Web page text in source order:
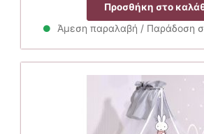
Προσθήκη στο
Άμεση παραλαβή / Παράδοση